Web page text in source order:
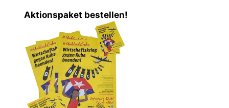
Aktionspaket bestellen!